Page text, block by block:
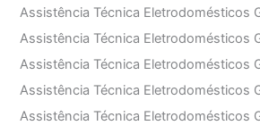
Assistência Técnica Eletrodomésticos
Assistência Técnica Eletrodomésticos
Assistência Técnica Eletrodomésticos
Assistência Técnica Eletrodomésticos
Assistência Técnica Eletrodomésticos